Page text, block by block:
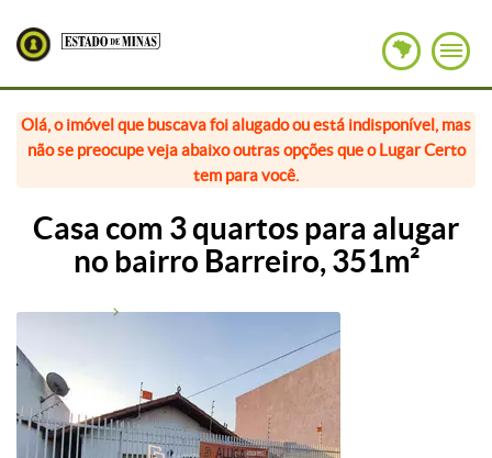
Olá, o imóvel que buscava foi alugado ou está indisponível, mas
não se preocupe veja abaixo outras opções que o Lugar Certo
tem para você.
Casa com 3 quartos para alugar
no bairro Barreiro, 351m²